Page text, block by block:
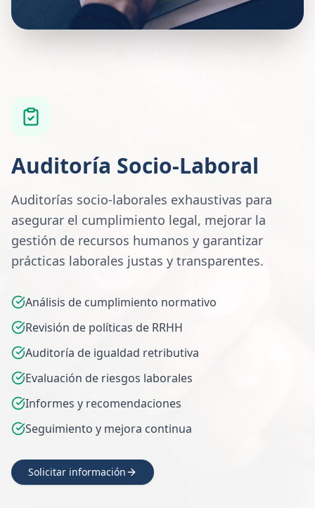
Auditoría Socio-Laboral
Auditorías socio-laborales exhaustivas para
asegurar el cumplimiento legal, mejorar la
gestión de recursos humanos y garantizar
prácticas laborales justas y transparentes.
Análisis de cumplimiento normativo
Revisión de políticas de RRHH
Auditoría de igualdad retributiva
Evaluación de riesgos laborales
Informes y recomendaciones
Seguimiento y mejora continua
Solicitar información